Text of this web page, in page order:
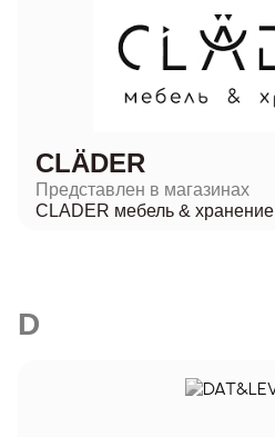
CLÄDER
Представлен в магазинах
CLADER мебель & хранение
D